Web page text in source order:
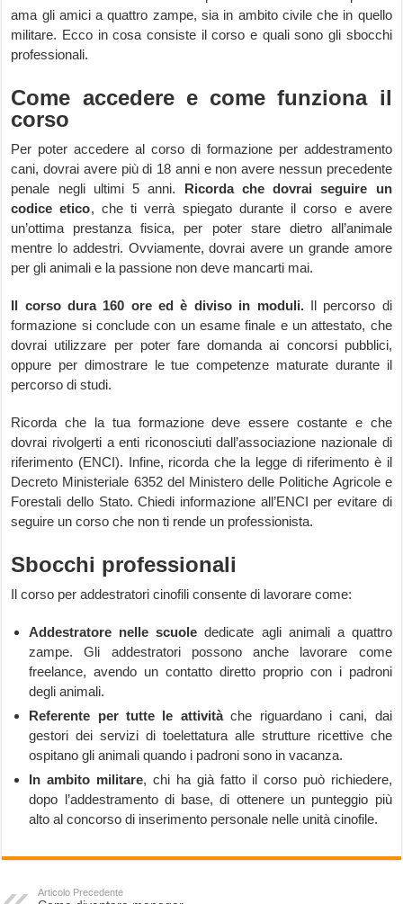
ama gli amici a quattro zampe, sia in ambito civile che in quello
militare. Ecco in cosa consiste il corso e quali sono gli sbocchi
professionali.
Come accedere e come funziona il
corso
Per poter accedere al corso di formazione per addestramento
cani, dovrai avere più di 18 anni e non avere nessun precedente
penale negli ultimi 5 anni. Ricorda che dovrai seguire un
codice etico, che ti verrà spiegato durante il corso e avere
un’ottima prestanza fisica, per poter stare dietro all’animale
mentre lo addestri. Ovviamente, dovrai avere un grande amore
per gli animali e la passione non deve mancarti mai.
Il corso dura 160 ore ed è diviso in moduli.Il percorso di
formazione si conclude con un esame finale e un attestato, che
dovrai utilizzare per poter fare domanda ai concorsi pubblici,
oppure per dimostrare le tue competenze maturate durante il
percorso di studi.
Ricorda che la tua formazione deve essere costante e che
dovrai rivolgerti a enti riconosciuti dall’associazione nazionale di
riferimento (ENCI). Infine, ricorda che la legge di riferimento è il
Decreto Ministeriale 6352 del Ministero delle Politiche Agricole e
Forestali dello Stato. Chiedi informazione all’ENCI per evitare di
seguire un corso che non ti rende un professionista.
Sbocchi professionali
Il corso per addestratori cinofili consente di lavorare come:
Addestratore nelle scuole dedicate agli animali a quattro
zampe. Gli addestratori possono anche lavorare come
freelance, avendo un contatto diretto proprio con i padroni
degli animali.
Referente per tutte le attivitàche riguardano i cani, dai
gestori dei servizi di toelettatura alle strutture ricettive che
ospitano gli animali quando i padroni sono in vacanza.
In ambito militare, chi ha già fatto il corso può richiedere,
dopo l’addestramento di base, di ottenere un punteggio più
alto al concorso di inserimento personale nelle unità cinofile.
Articolo Precedente